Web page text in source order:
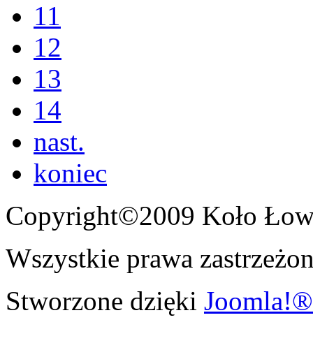
11
12
13
14
nast.
koniec
Copyright©2009 Koło
Wszystkie prawa
Stworzone dzięki Joomla!®